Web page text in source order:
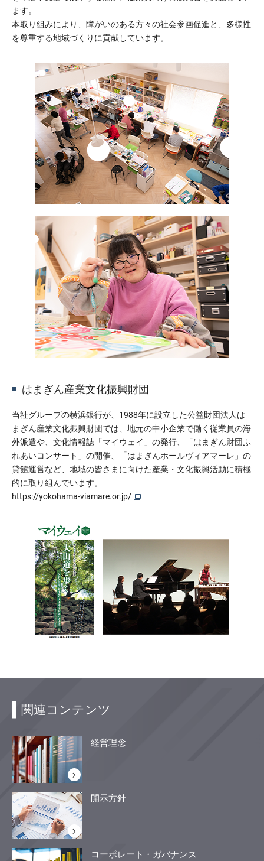
ます。
本取り組みにより、障がいのある方々の社会参画促進と、多様性
を尊重する地域づくりに貢献しています。
はまぎん産業文化振興財団
当社グループの横浜銀行が、1988年に設立した公益財団法人は
まぎん産業文化振興財団では、地元の中小企業で働く従業員の海
外派遣や、文化情報誌「マイウェイ」の発行、「はまぎん財団ふ
れあいコンサート」の開催、「はまぎんホールヴィアマーレ」の
貸館運営など、地域の皆さまに向けた産業・文化振興活動に積極
的に取り組んでいます。
https://yokohama-viamare.or.jp/
関連コンテンツ
経営理念
開示方針
コーポレート・ガバナンス